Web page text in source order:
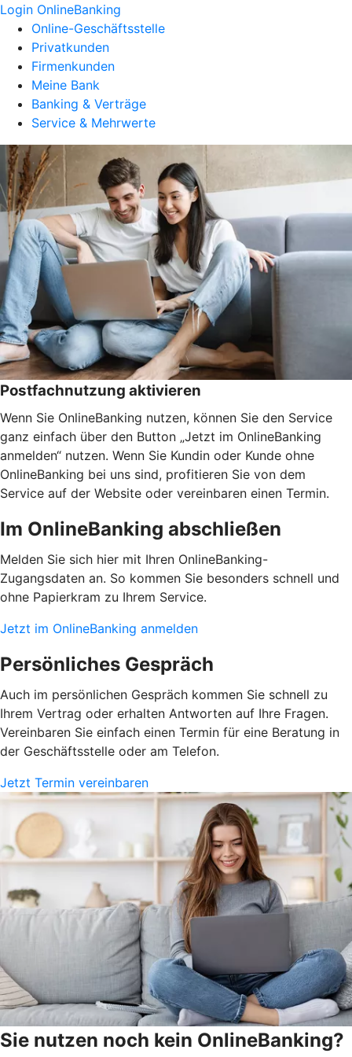
Login OnlineBanking
Online-Geschäftsstelle
Privatkunden
Firmenkunden
Meine Bank
Banking & Verträge
Service & Mehrwerte
Postfachnutzung aktivieren
Wenn Sie OnlineBanking nutzen, können Sie den Service
ganz einfach über den Button „Jetzt im OnlineBanking
anmelden“ nutzen. Wenn Sie Kundin oder Kunde ohne
OnlineBanking bei uns sind, profitieren Sie von dem
Service auf der Website oder vereinbaren einen Termin.
Im OnlineBanking abschließen
Melden Sie sich hier mit Ihren OnlineBanking-
Zugangsdaten an. So kommen Sie besonders schnell und
ohne Papierkram zu Ihrem Service.
Jetzt im OnlineBanking anmelden
Persönliches Gespräch
Auch im persönlichen Gespräch kommen Sie schnell zu
Ihrem Vertrag oder erhalten Antworten auf Ihre Fragen.
Vereinbaren Sie einfach einen Termin für eine Beratung in
der Geschäftsstelle oder am Telefon.
Jetzt Termin vereinbaren
Sie nutzen noch kein OnlineBanking?